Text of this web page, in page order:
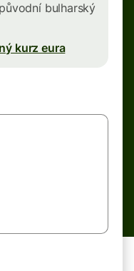
bulharský
kurz eura